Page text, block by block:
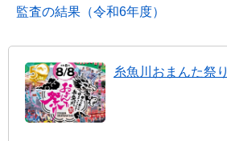
監査の結果（令和6年度）
糸魚川おまんた祭り